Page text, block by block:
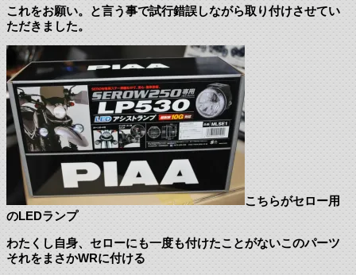
これをお願い。と言う事で試行錯誤しながら取り付けさせてい
ただきました。
こちらがセロー用
のLEDランプ
わたくし自身、セローにも一度も付けたことがないこのパーツ
それをまさかWRに付ける